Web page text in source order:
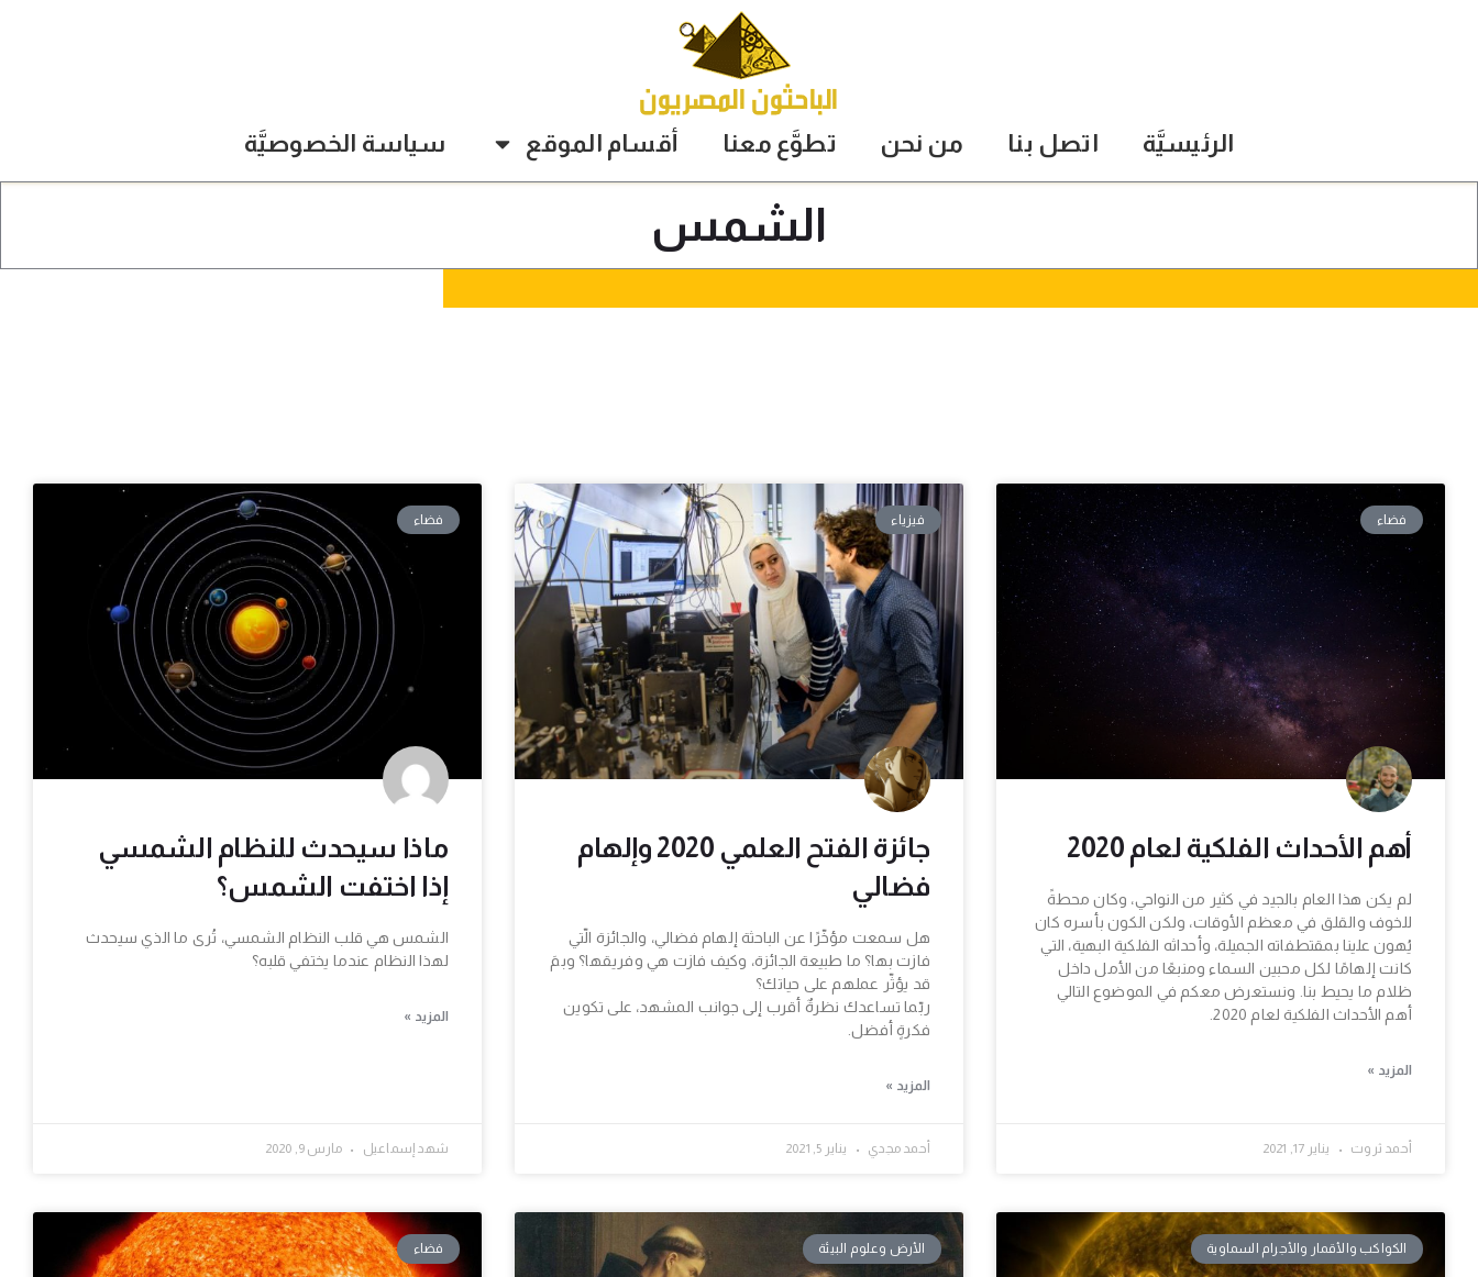
الرئيسيَّة اتصل بنا من نحن تطوَّع معنا أقسام الموقع سياسة الخصوصيَّة
الشمس
فضاء
أهم الأحداث الفلكية لعام 2020
لم يكن هذا العام بالجيد في كثير من النواحي، وكان محطةً
للخوف والقلق في معظم الأوقات، ولكن الكون بأسره كان
يُهون علينا بمقتطفاته الجميلة، وأحداثه الفلكية البهية، التي
كانت إلهامًا لكل محبين السماء ومنبعًا من الأمل داخل
ظلام ما يحيط بنا. ونستعرض معكم في الموضوع التالي
أهم الأحداث الفلكية لعام 2020.
المزيد »
أحمد ثروت يناير 17, 2021
فيزياء
جائزة الفتح العلمي 2020 وإلهام
فضالي
هل سمعت مؤخّرًا عن الباحثة إلهام فضالي، والجائزة الّتي
فازت بها؟ ما طبيعة الجائزة، وكيف فازت هي وفريقها؟ وبمَ
قد يؤثّر عملهم على حياتك؟
ربّما تساعدك نظرةٌ أقرب إلى جوانب المشهد، على تكوين
فكرةٍ أفضل.
المزيد »
أحمد مجدي يناير 5, 2021
فضاء
ماذا سيحدث للنظام الشمسي
إذا اختفت الشمس؟
الشمس هي قلب النظام الشمسي، تُرى ما الذي سيحدث
لهذا النظام عندما يختفي قلبه؟
المزيد »
شهد إسماعيل مارس 9, 2020
الكواكب والأقمار والأجرام السماوية الأرض وعلوم البيئة فضاء